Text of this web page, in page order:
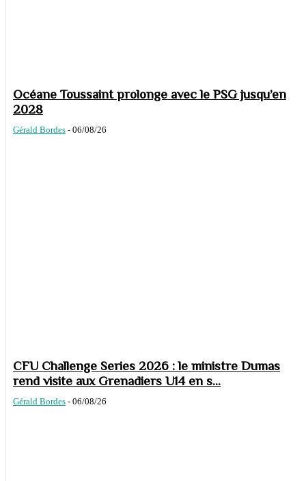
Océane Toussaint prolonge avec le PSG jusqu’en
2028
Gérald Bordes - 06/08/26
CFU Challenge Series 2026 : le ministre Dumas
rend visite aux Grenadiers U14 en s...
Gérald Bordes - 06/08/26